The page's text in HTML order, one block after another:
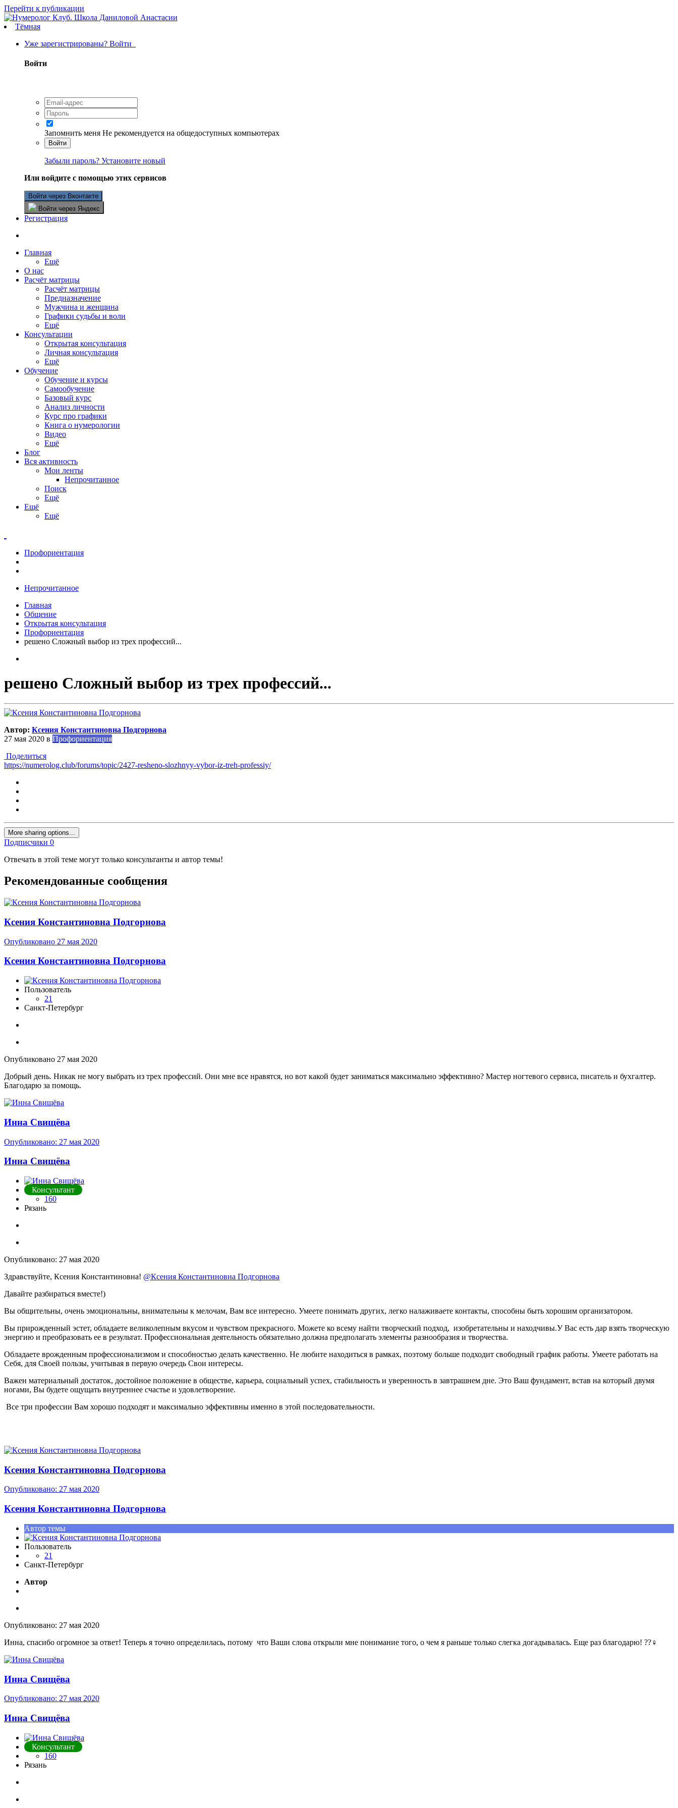
Перейти к публикации
Тёмная
Уже зарегистрированы? Войти
Войти
Запомнить меня Не рекомендуется на общедоступных компьютерах
Войти
Забыли пароль? Установите новый
Или войдите с помощью этих сервисов
Войти через Вконтакте
Войти через Яндекс
Регистрация
Главная
Ещё
О нас
Расчёт матрицы
Расчёт матрицы
Предназначение
Мужчина и женщина
Графики судьбы и воли
Ещё
Консультации
Открытая консультация
Личная консультация
Ещё
Обучение
Обучение и курсы
Самообучение
Базовый курс
Анализ личности
Курс про графики
Книга о нумерологии
Видео
Ещё
Блог
Вся активность
Мои ленты
Непрочитанное
Поиск
Ещё
Ещё
Ещё
Профориентация
Непрочитанное
Главная
Общение
Открытая консультация
Профориентация
решено Сложный выбор из трех профессий...
решено Сложный выбор из трех профессий...
Автор: Ксения Константиновна Подгорнова
27 мая 2020 в Профориентация
Поделиться
https://numerolog.club/forums/topic/2427-resheno-slozhnyy-vybor-iz-treh-professiy/
More sharing options...
Подписчики 0
Отвечать в этой теме могут только консультанты и автор темы!
Рекомендованные сообщения
Ксения Константиновна Подгорнова
Опубликовано 27 мая 2020
Ксения Константиновна Подгорнова
Пользователь
21
Санкт-Петербург
Опубликовано 27 мая 2020
Добрый день. Никак не могу выбрать из трех профессий. Они мне все нравятся, но вот какой будет заниматься максимально эффективно? Мастер ногтевого сервиса, писатель и бухгалтер.
Благодарю за помощь.
Инна Свищёва
Опубликовано: 27 мая 2020
Инна Свищёва
Консультант
160
Рязань
Опубликовано: 27 мая 2020
Здравствуйте, Ксения Константиновна! @Ксения Константиновна Подгорнова
Давайте разбираться вместе!)
Вы общительны, очень эмоциональны, внимательны к мелочам, Вам все интересно. Умеете понимать других, легко налаживаете контакты, способны быть хорошим организатором.
Вы прирожденный эстет, обладаете великолепным вкусом и чувством прекрасного. Можете ко всему найти творческий подход, изобретательны и находчивы.У Вас есть дар взять творческую
энергию и преобразовать ее в результат. Профессиональная деятельность обязательно должна предполагать элементы разнообразия и творчества.
Обладаете врожденным профессионализмом и способностью делать качественно. Не любите находиться в рамках, поэтому больше подходит свободный график работы. Умеете работать на
Себя, для Своей пользы, учитывая в первую очередь Свои интересы.
Важен материальный достаток, достойное положение в обществе, карьера, социальный успех, стабильность и уверенность в завтрашнем дне. Это Ваш фундамент, встав на который двумя
ногами, Вы будете ощущать внутреннее счастье и удовлетворение.
Все три профессии Вам хорошо подходят и максимально эффективны именно в этой последовательности.
Ксения Константиновна Подгорнова
Опубликовано: 27 мая 2020
Ксения Константиновна Подгорнова
Автор темы
Пользователь
21
Санкт-Петербург
Автор
Опубликовано: 27 мая 2020
Инна, спасибо огромное за ответ! Теперь я точно определилась, потому что Ваши слова открыли мне понимание того, о чем я раньше только слегка догадывалась. Еще раз благодарю! ??‍♀️
Инна Свищёва
Опубликовано: 27 мая 2020
Инна Свищёва
Консультант
160
Рязань